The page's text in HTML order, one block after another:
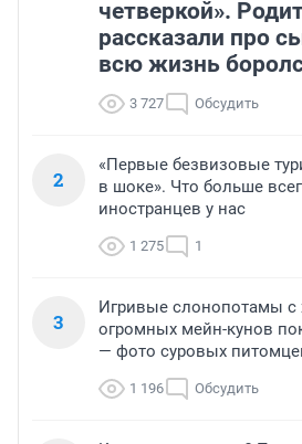
четверкой».
рассказали про
всю жизнь
3 727 Обсудить
2
«Первые безвизовые
в шоке». Что больше
иностранцев у нас
1 275 1
3
Игривые слонопотамы с
огромных мейн-кунов
— фото суровых
1 196 Обсудить